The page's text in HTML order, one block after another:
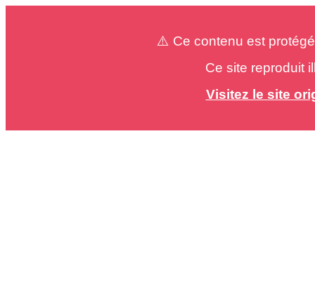
⚠️ Ce contenu est
Ce site reproduit
Visitez le site